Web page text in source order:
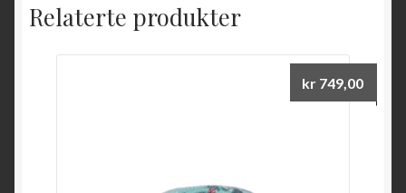
Relaterte produkter
kr 749,00